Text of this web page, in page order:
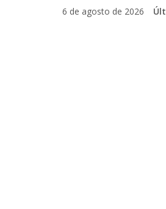
6 de agosto de 2026